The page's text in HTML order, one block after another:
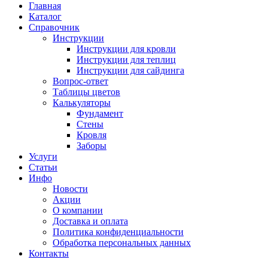
Главная
Каталог
Cправочник
Инструкции
Инструкции для кровли
Инструкции для теплиц
Инструкции для сайдинга
Вопрос-ответ
Таблицы цветов
Калькуляторы
Фундамент
Стены
Кровля
Заборы
Услуги
Статьи
Инфо
Новости
Акции
О компании
Доставка и оплата
Политика конфиденциальности
Обработка персональных данных
Контакты